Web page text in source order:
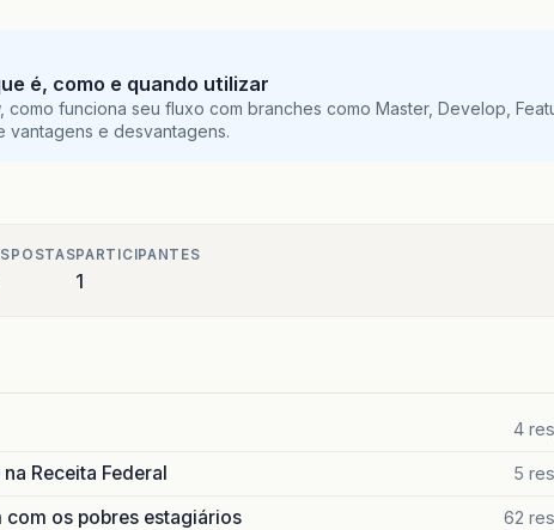
é, como e quando utilizar
como funciona seu fluxo com branches como Master, Develop,
vantagens e desvantagens.
PARTICIPANTES
1
4
Receita Federal 5
com os pobres estagiários 62